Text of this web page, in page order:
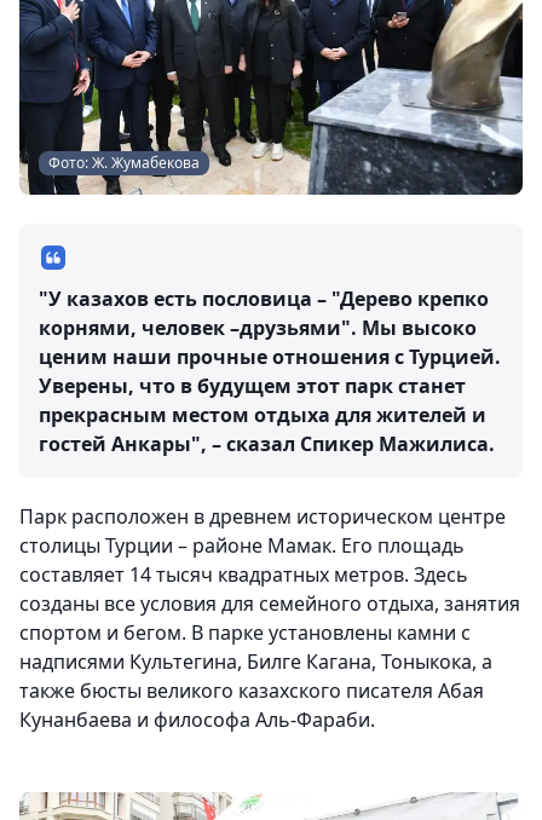
Фото: Ж. Жумабекова
"У казахов есть пословица – "Дерево крепко
корнями, человек –друзьями". Мы высоко
ценим наши прочные отношения с Турцией.
Уверены, что в будущем этот парк станет
прекрасным местом отдыха для жителей и
гостей Анкары", – сказал Спикер Мажилиса.
Парк расположен в древнем историческом центре
столицы Турции – районе Мамак. Его площадь
составляет 14 тысяч квадратных метров. Здесь
созданы все условия для семейного отдыха, занятия
спортом и бегом. В парке установлены камни с
надписями Культегина, Билге Кагана, Тоныкока, а
также бюсты великого казахского писателя Абая
Кунанбаева и философа Аль-Фараби.